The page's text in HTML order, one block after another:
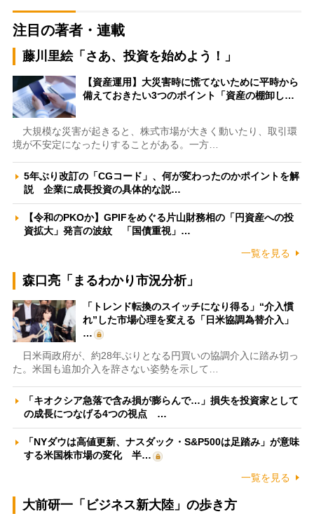
注目の著者・連載
藤川里絵「さあ、投資を始めよう！」
【資産運用】大災害時に慌てないために平時から
備えておきたい3つのポイント「資産の棚卸し…
大規模な災害が起きると、株式市場が大きく動いたり、取引環
境が不安定になったりすることがある。一方…
5年ぶり改訂の「CGコード」、何が変わったのかポイントを解
説 企業に成長投資の具体的な説…
【令和のPKOか】GPIFをめぐる片山財務相の「円資産への投
資拡大」発言の波紋 「国債重視」…
一覧を見る
森口亮「まるわかり市況分析」
「トレンド転換のスイッチになり得る」“介入慣
れ”した市場心理を変える「日米協調為替介入」
…
日米両政府が、約28年ぶりとなる円買いの協調介入に踏み切っ
た。米国も追加介入を辞さない姿勢を示して…
「キオクシア急落で含み損が膨らんで…」損失を投資家として
の成長につなげる4つの視点 …
「NYダウは高値更新、ナスダック・S&P500は足踏み」が意味
する米国株市場の変化 半…
一覧を見る
大前研一「ビジネス新大陸」の歩き方